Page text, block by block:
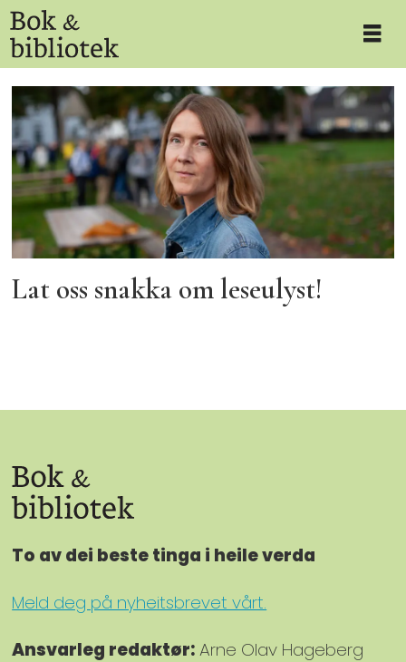
Tag:
leseulyst
Lat oss snakka om leseulyst!
To av dei beste tinga i heile verda
Meld deg på nyheitsbrevet vårt.
Ansvarleg redaktør:Arne Olav Hageberg